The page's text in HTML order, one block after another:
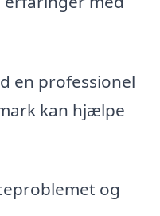
en professionel
kan hjælpe
og